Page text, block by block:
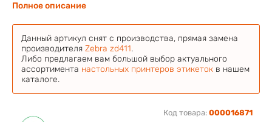
Код товара: 000016871
Полное описание
Данный артикул снят с производства, прямая замена
производителя Zebra zd411.
Либо предлагаем вам большой выбор актуального
ассортимента настольных принтеров этикеток в нашем
каталоге.